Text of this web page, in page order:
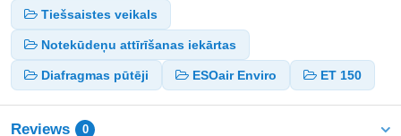
Tiešsaistes veikals
Notekūdeņu attīrīšanas iekārtas
Diafragmas pūtēji ESOair Enviro ET 150
Reviews 0